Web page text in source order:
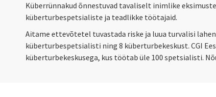
Küberrünnakud õnnestuvad tavaliselt inimlike
küberturbespetsialiste ja teadlikke töötajaid.
Aitame ettevõtetel tuvastada riske ja luua turvalisi
küberturbespetsialisti ning 8 küberturbekeskust. CGI
küberturbekeskusega, kus töötab üle 100 spetsialisti.